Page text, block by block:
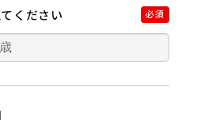
ください 必須